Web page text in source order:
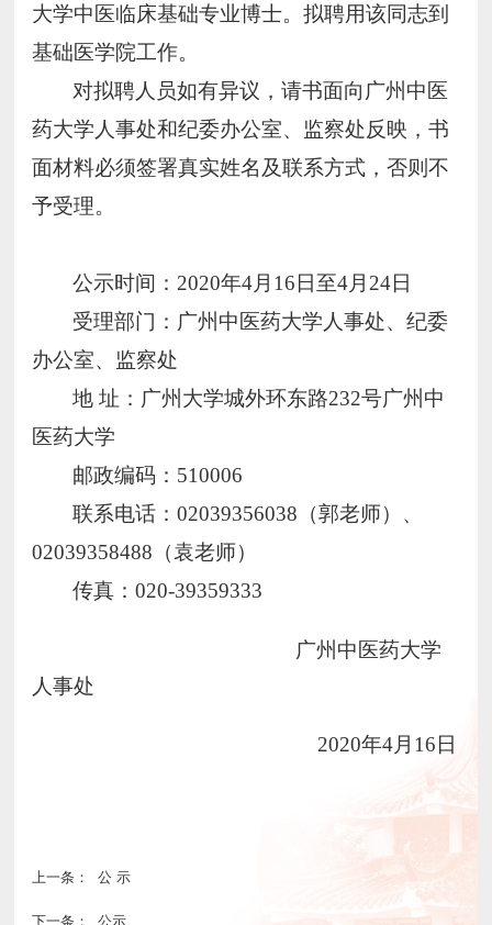
大学中医临床基础专业博士。拟聘用该同志到
基础医学院工作。
对拟聘人员如有异议，请书面向广州中医
药大学人事处和纪委办公室、监察处反映，书
面材料必须签署真实姓名及联系方式，否则不
予受理。
公示时间：2020年4月16日至4月24日
受理部门：广州中医药大学人事处、纪委
办公室、监察处
地 址：广州大学城外环东路232号广州中
医药大学
邮政编码：510006
联系电话：02039356038（郭老师）、
02039358488（袁老师）
传真：020-39359333
广州中医药大学
人事处
2020年4月16日
上一条： 公 示
下一条： 公示